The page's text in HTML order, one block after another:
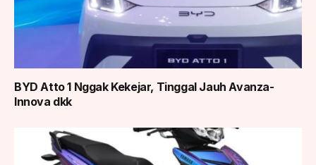
BYD Atto 1 Nggak Kekejar, Tinggal Jauh Avanza-
Innova dkk